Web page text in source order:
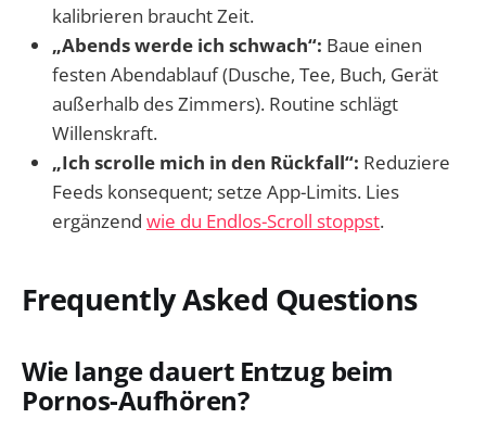
kalibrieren braucht Zeit.
„Abends werde ich schwach“: Baue einen
festen Abendablauf (Dusche, Tee, Buch, Gerät
außerhalb des Zimmers). Routine schlägt
Willenskraft.
„Ich scrolle mich in den Rückfall“: Reduziere
Feeds konsequent; setze App-Limits. Lies
ergänzend wie du Endlos-Scroll stoppst.
Frequently Asked Questions
Wie lange dauert Entzug beim
Pornos-Aufhören?